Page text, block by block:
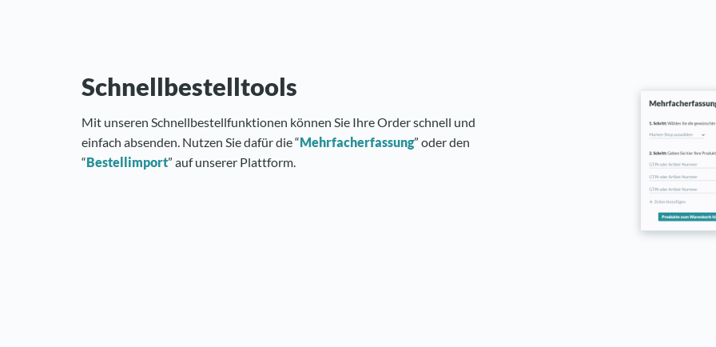
Schnellbestelltools
Mit unseren Schnellbestellfunktionen können Sie Ihre Order schnell und
einfach absenden. Nutzen Sie dafür die “Mehrfacherfassung” oder den
“Bestellimport” auf unserer Plattform.